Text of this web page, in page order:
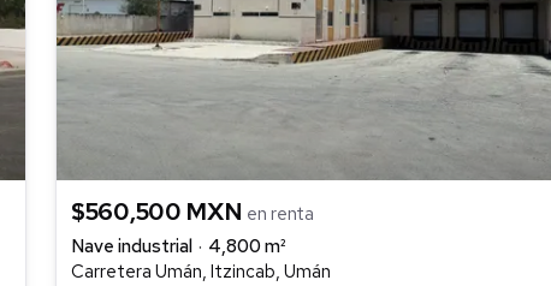
$560,500 MXN en renta
Nave industrial
4,800 m²
Carretera Umán, Itzincab, Umán